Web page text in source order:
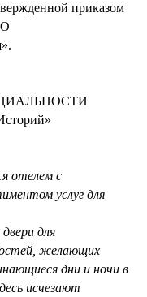
приказом
отелем с
услуг для
для
желающих
дни и ночи в
исчезают